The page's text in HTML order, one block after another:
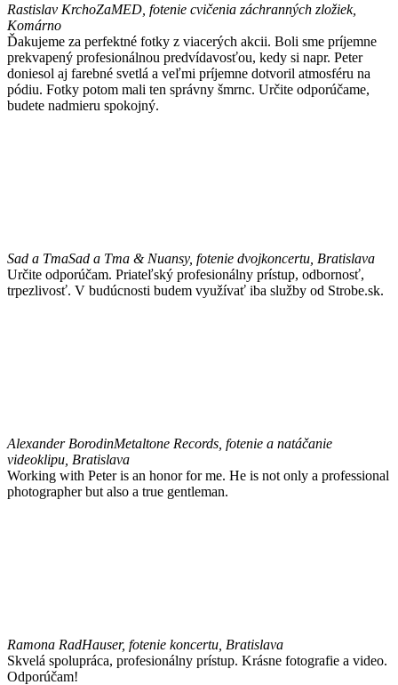
Rastislav KrchoZaMED, fotenie cvičenia záchranných zložiek,
Komárno
Ďakujeme za perfektné fotky z viacerých akcii. Boli sme príjemne
prekvapený profesionálnou predvídavosťou, kedy si napr. Peter
doniesol aj farebné svetlá a veľmi príjemne dotvoril atmosféru na
pódiu. Fotky potom mali ten správny šmrnc. Určite odporúčame,
budete nadmieru spokojný.
Sad a TmaSad a Tma & Nuansy, fotenie dvojkoncertu, Bratislava
Určite odporúčam. Priateľský profesionálny prístup, odbornosť,
trpezlivosť. V budúcnosti budem využívať iba služby od Strobe.sk.
Alexander BorodinMetaltone Records, fotenie a natáčanie
videoklipu, Bratislava
Working with Peter is an honor for me. He is not only a professional
photographer but also a true gentleman.
Ramona RadHauser, fotenie koncertu, Bratislava
Skvelá spolupráca, profesionálny prístup. Krásne fotografie a video.
Odporúčam!